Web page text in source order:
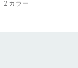
2 カラー